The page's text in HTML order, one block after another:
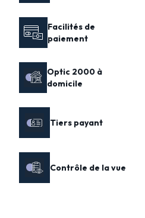
Facilités de
paiement
Optic 2000 à
domicile
Tiers payant
Contrôle de la vue